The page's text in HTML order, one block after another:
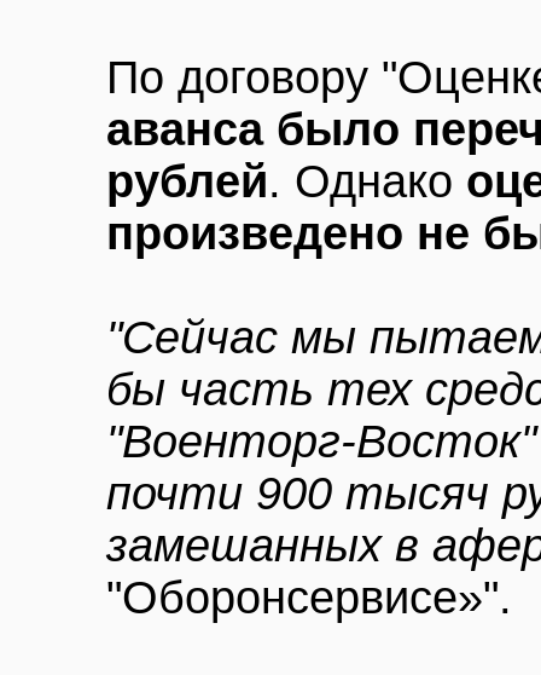
По договору
аванса было
рублей. Однако
произведено не
"Сейчас мы
бы часть тех
"Военторг-
почти 900 тысяч
замешанных в
"Оборонсервисе»".